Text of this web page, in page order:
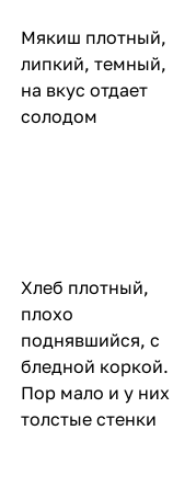
Мякиш плотный,
липкий, темный,
на вкус отдает
солодом
Хлеб плотный,
плохо
поднявшийся, с
бледной коркой.
Пор мало и у них
толстые стенки